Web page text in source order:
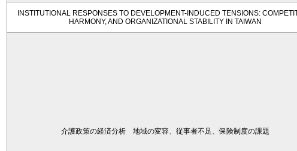
INSTITUTIONAL RESPONSES TO DEVELOPMENT-INDUCED TENSIONS:
HARMONY, AND ORGANIZATIONAL STABILITY IN TAIWAN
介護政策の経済分析 地域の変容、従事者不足、保険制度の課題